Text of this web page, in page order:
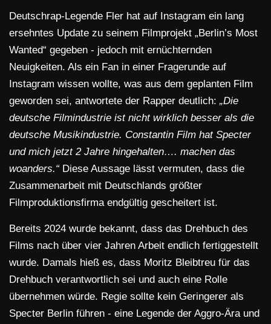
Deutschrap-Legende Fler hat auf Instagram ein lang
ersehntes Update zu seinem Filmprojekt „Berlin’s Most
Wanted“ gegeben - jedoch mit ernüchternden
Neuigkeiten. Als ein Fan in einer Fragerunde auf
Instagram wissen wollte, was aus dem geplanten Film
geworden sei, antwortete der Rapper deutlich: „Die
deutsche Filmindustrie ist nicht wirklich besser als die
deutsche Musikindustrie. Constantin Film hat Specter
und mich jetzt 2 Jahre hingehalten…. machen das
woanders.“ Diese Aussage lässt vermuten, dass die
Zusammenarbeit mit Deutschlands größter
Filmproduktionsfirma endgültig gescheitert ist.
Bereits 2024 wurde bekannt, dass das Drehbuch des
Films nach über vier Jahren Arbeit endlich fertiggestellt
wurde. Damals hieß es, dass Moritz Bleibtreu für das
Drehbuch verantwortlich sei und auch eine Rolle
übernehmen würde. Regie sollte kein Geringerer als
Specter Berlin führen - eine Legende der Aggro-Ära und